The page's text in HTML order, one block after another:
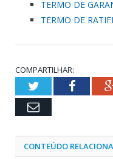
TERMO DE
TERMO DE
COMPARTILHAR:
Twitter
Email
CONTEÚDO